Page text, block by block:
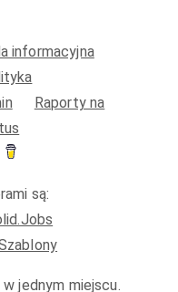
informacyjna
Raporty na
są:
jednym miejscu.